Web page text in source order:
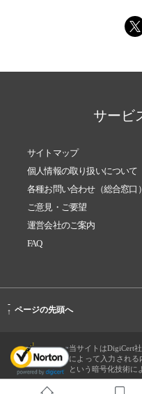
サービ
サイトマップ
個人情報の取り扱いについて
各種お問い合わせ（総合窓口）
ご意見・ご要望
運営会社のご案内
FAQ
-
↑ ページの先頭へ
当サイトはDigiCert
によって入力される
という暗号化技術に